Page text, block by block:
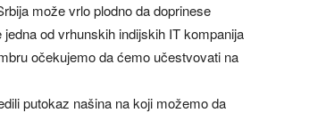
može vrlo plodno da doprinese
od vrhunskih indijskih IT kompanija
očekujemo da ćemo učestvovati na
putokaz našina na koji možemo da